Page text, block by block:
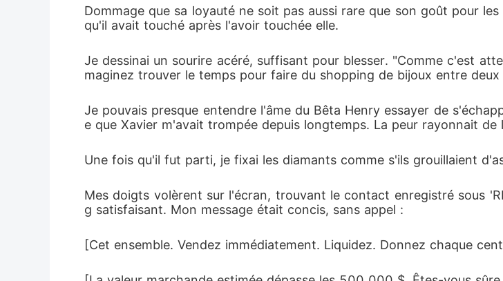
Dommage que sa loyauté ne soit pas aussi rare que son goût pour
qu'il avait touché après l'avoir touchée elle.
Je dessinai un sourire acéré, suffisant pour blesser. "Comme c'est
maginez trouver le temps pour faire du shopping de bijoux entre
Je pouvais presque entendre l'âme du Bêta Henry essayer de
e que Xavier m'avait trompée depuis longtemps. La peur rayonnait
Une fois qu'il fut parti, je fixai les diamants comme s'ils grouillaient
Mes doigts volèrent sur l'écran, trouvant le contact enregistré sous
g satisfaisant. Mon message était concis, sans appel :
[Cet ensemble. Vendez immédiatement. Liquidez. Donnez chaque